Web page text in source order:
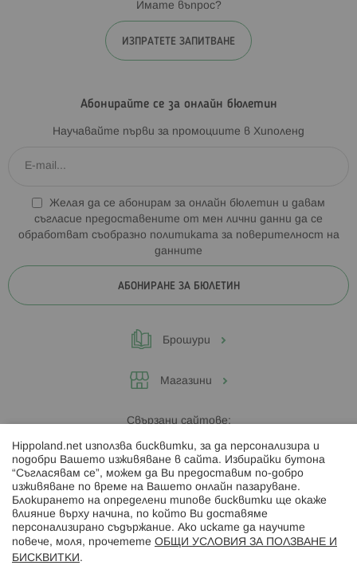
Имате въпрос?
ИЗПРАТЕТЕ ЗАПИТВАНЕ
Абонирайте се за онлайн бюлетин
Научавайте първи за промоциите в Хиполенд
Желая да се абонирам за онлайн бюлетин и давам
съгласие предоставените от мен лични данни да се
обработват съобразно политиката за поверителност на
данните
АБОНИРАНЕ ЗА БЮЛЕТИН
Брошури
Магазини
Свързани сайтове:
Hippoland.ro
Последвайте ни:
Hippoland.net използва бисквитки, за да персонализира и
подобри Вашето изживяване в сайта. Избирайки бутона
“Съгласявам се”, можем да Ви предоставим по-добро
изживяване по време на Вашето онлайн пазаруване.
Блокирането на определени типове бисквитки ще окаже
влияние върху начина, по който Ви доставяме
персонализирано съдържание. Ако искате да научите
повече, моля, прочетете ОБЩИ УСЛОВИЯ ЗА ПОЛЗВАНЕ И
БИСКВИТКИ .